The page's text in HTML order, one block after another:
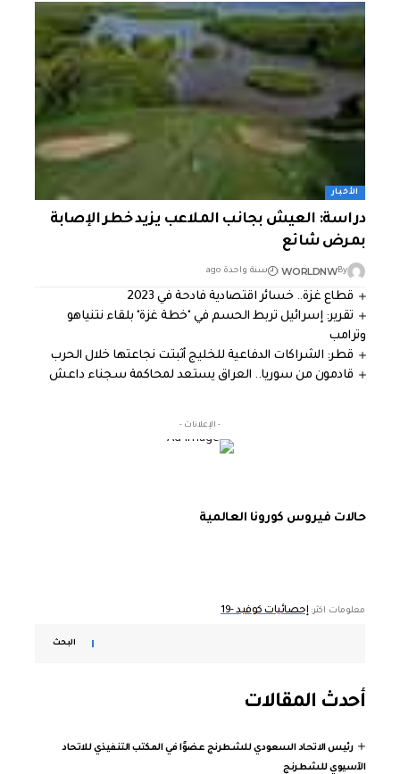
الأخبار
دراسة: العيش بجانب الملاعب يزيد خطر الإصابة
بمرض شائع
By
WORLDNW سنة واحدة ago
قطاع غزة.. خسائر اقتصادية فادحة في 2023
تقرير: إسرائيل تربط الحسم في "خطة غزة" بلقاء نتنياهو
وترامب
قطر: الشراكات الدفاعية للخليج أثبتت نجاعتها خلال الحرب
قادمون من سوريا.. العراق يستعد لمحاكمة سجناء داعش
- الإعلانات -
حالات فيروس كورونا العالمية
معلومات اكثر:إحصائيات كوفيد -19
البحث
أحدث المقالات
رئيس الاتحاد السعودي للشطرنج عضوًا في المكتب التنفيذي للاتحاد
الآسيوي للشطرنج